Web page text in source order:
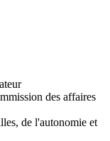
des affaires
de l'autonomie et